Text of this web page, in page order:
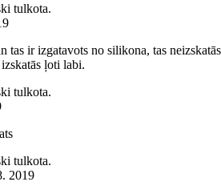
tulkota.
ir izgatavots no silikona, tas neizskatās
ļoti labi.
tulkota.
tulkota.
2019